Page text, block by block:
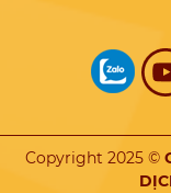
Copyright 2025 ©